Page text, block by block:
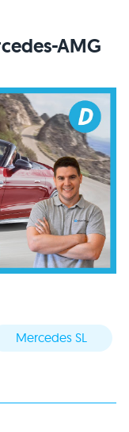
AMG
Mercedes SL